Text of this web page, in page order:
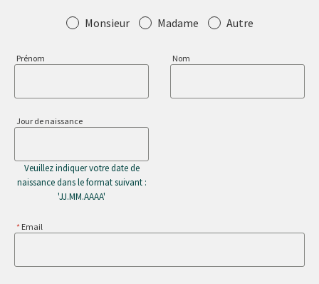
SalutationMonsieur Madame Autre
Prénom Nom
Jour de naissance
Veuillez indiquer votre date de
naissance dans le format suivant :
'JJ.MM.AAAA'
Email